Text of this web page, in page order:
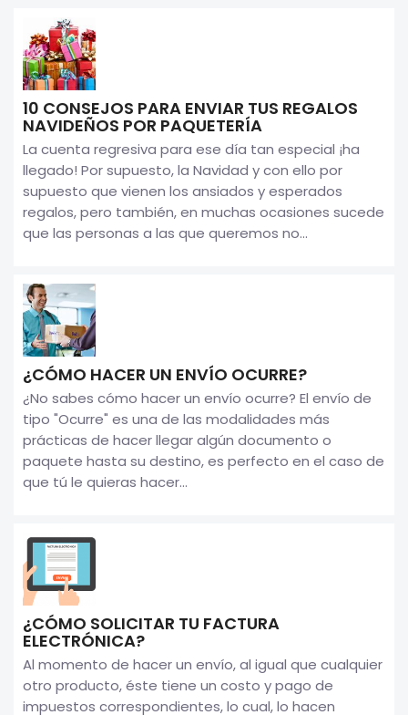
10 CONSEJOS PARA ENVIAR TUS REGALOS
NAVIDEÑOS POR PAQUETERÍA
La cuenta regresiva para ese día tan especial ¡ha
llegado! Por supuesto, la Navidad y con ello por
supuesto que vienen los ansiados y esperados
regalos, pero también, en muchas ocasiones sucede
que las personas a las que queremos no...
¿CÓMO HACER UN ENVÍO OCURRE?
¿No sabes cómo hacer un envío ocurre? El envío de
tipo "Ocurre" es una de las modalidades más
prácticas de hacer llegar algún documento o
paquete hasta su destino, es perfecto en el caso de
que tú le quieras hacer...
¿CÓMO SOLICITAR TU FACTURA
ELECTRÓNICA?
Al momento de hacer un envío, al igual que cualquier
otro producto, éste tiene un costo y pago de
impuestos correspondientes, lo cual, lo hacen